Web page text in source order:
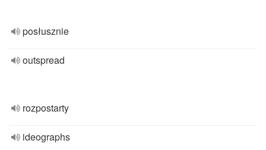
posłusznie
outspread
rozpostarty
ideographs